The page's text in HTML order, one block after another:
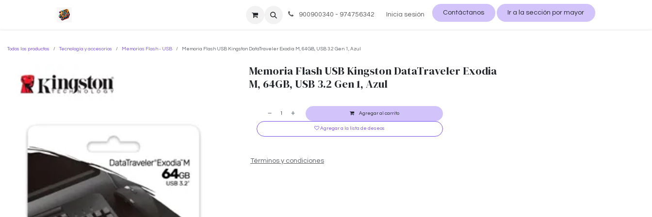
Ayuda 900900340 - 974756342 Inicia sesión Contáctanos Ir a la sección por mayor
Todos los productos Tecnología y accesorios Memorias Flash - USB Memoria Flash USB Kingston DataTraveler Exodia M, 64GB, USB 3.2 Gen 1, Azul
Memoria Flash USB Kingston DataTraveler Exodia
M, 64GB, USB 3.2 Gen 1, Azul
Agregar al carrito
Agregar a la lista de deseos
Términos y condiciones